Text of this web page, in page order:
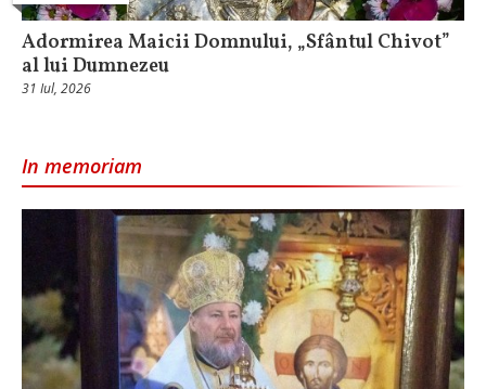
Adormirea Maicii Domnului, „Sfântul Chivot”
al lui Dumnezeu
31 Iul, 2026
In memoriam